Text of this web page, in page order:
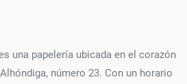
una papelería ubicada en el corazón
número 23. Con un horario